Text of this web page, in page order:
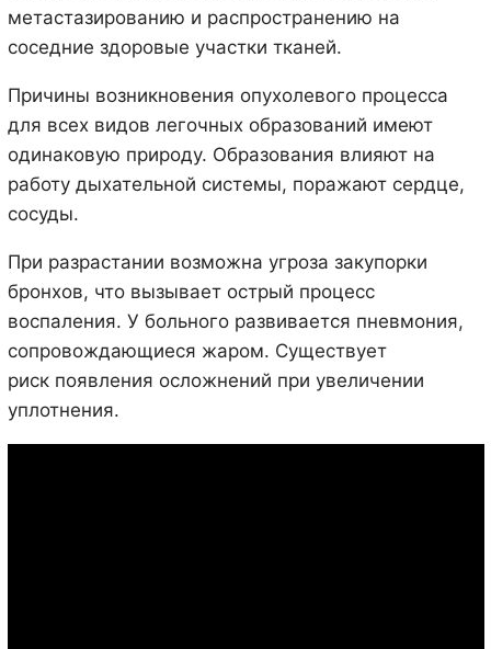
метастазированию и распространению на
соседние здоровые участки тканей.
Причины возникновения опухолевого процесса
для всех видов легочных образований имеют
одинаковую природу. Образования влияют на
работу дыхательной системы, поражают сердце,
сосуды.
При разрастании возможна угроза закупорки
бронхов, что вызывает острый процесс
воспаления. У больного развивается пневмония,
сопровождающиеся жаром. Существует
риск появления осложнений при увеличении
уплотнения.